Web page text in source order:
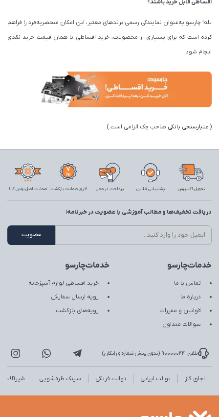
اقساطی قابل خرید باشند؟
بله! چارسو به‌عنوان نمایندگی رسمی برندهای معتبر، این امکان منحصر‌به‌فرد را فراهم
کرده است که برای بسیاری از محصولات، خرید اقساطی با همان قیمت خرید نقدی
انجام شود.
(اعتبارسنجی بانکی صاحب چک الزامی است.)
تحویل اکسپرس پشتیبانی آنلاین پرداخت در محل 7 روز ضمانت بازگشت ضمانت اصل بودن کالا
خدمات‌چارسو
تماس با ما
درباره ما
قوانین و مقررات
سوالات متداول
خدمات‌چارسو
خرید اقساطی لوازم آشپزخانه
رویه ارسال سفارش
رویه‌های بازگشت
دریافت تخفیف‌ها و مطالب آموزشی با عضویت در خبرنامه:
تلفن: 90000044 (بدون پیش شماره و رایگان)
اجاق گاز توالت ایرانی توالت فرنگی سینک ظرفشویی شیرآلات